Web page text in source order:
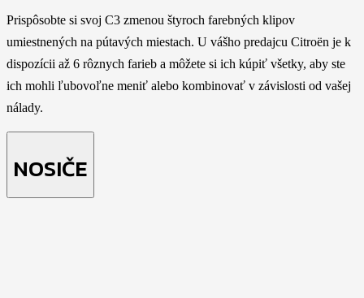
Prispôsobte si svoj C3 zmenou štyroch farebných klipov
umiestnených na pútavých miestach. U vášho predajcu Citroën je k
dispozícii až 6 rôznych farieb a môžete si ich kúpiť všetky, aby ste
ich mohli ľubovoľne meniť alebo kombinovať v závislosti od vašej
nálady.
NOSIČE